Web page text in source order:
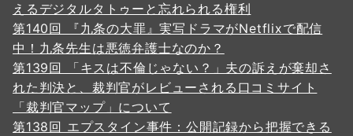
えるデジタルタトゥーと忘れられる権利
第140回 『九条の大罪』実写ドラマがNetflixで配信
中！九条先生は悪徳弁護士なのか？
第139回 「キスは不倫じゃない？」夫の訴えが棄却さ
れた判決と、裁判官がレビューされる口コミサイト
「裁判官マップ」について
第138回 エプスタイン事件：公開記録から把握できる